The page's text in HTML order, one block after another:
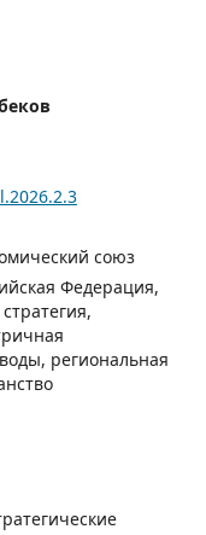
союз
Федерация,
региональная